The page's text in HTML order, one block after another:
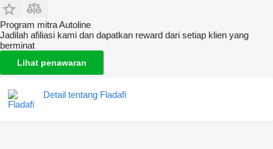
Program mitra Autoline
Jadilah afiliasi kami dan dapatkan reward dari setiap klien yang
berminat
Lihat penawaran
Detail tentang Fladafi